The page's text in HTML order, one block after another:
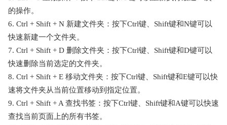
的操作。
6. Ctrl + Shift + N 新建文件夹：按下Ctrl键、Shift键和N键可以
快速新建一个文件夹。
7. Ctrl + Shift + D 删除文件夹：按下Ctrl键、Shift键和D键可以
快速删除当前选定的文件夹。
8. Ctrl + Shift + E 移动文件夹：按下Ctrl键、Shift键和E键可以快
速将文件夹从当前位置移动到指定位置。
9. Ctrl + Shift + A 查找书签：按下Ctrl键、Shift键和A键可以快速
查找当前页面上的所有书签。